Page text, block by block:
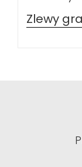
Zlewy